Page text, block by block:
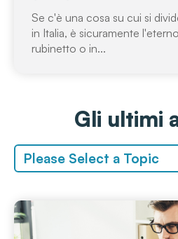
Se c'è una cosa su cui si
in Italia, è sicuramente
rubinetto o in...
Gli ultimi
Please Select a Topic